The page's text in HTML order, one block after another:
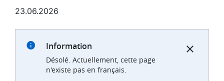
23.06.2026
Information
Désolé. Actuellement, cette page
n'existe pas en français.